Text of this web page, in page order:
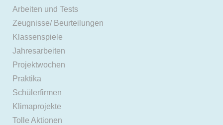
Arbeiten und Tests
Zeugnisse/ Beurteilungen
Klassenspiele
Jahresarbeiten
Projektwochen
Praktika
Schülerfirmen
Klimaprojekte
Tolle Aktionen